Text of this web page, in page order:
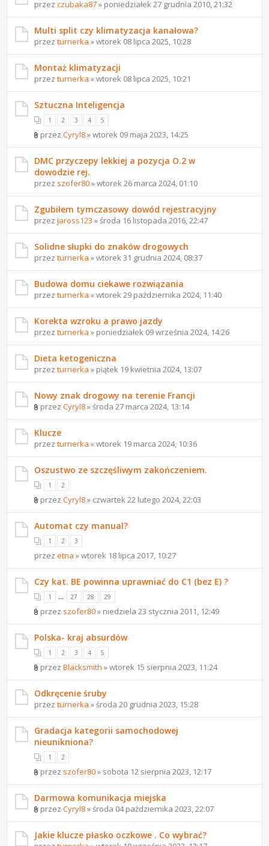
przezczubaka87» poniedziałek 27 grudnia 2010, 21:32
Multi split czy klimatyzacja kanałowa?
przezturnerka » wtorek 08 lipca 2025, 10:28
Montaż klimatyzacji
przezturnerka » wtorek 08 lipca 2025, 10:21
Sztuczna Inteligencja
1 2 3 4 5
przezCyryl8» wtorek 09 maja 2023, 14:25
DMC przyczepy lekkiej a pozycja O.2 w
dowodzie rej.
przez szofer80» wtorek 26 marca 2024, 01:10
Zgubiłem tymczasowy dowód rejestracyjny
przezjaross123 » środa 16 listopada 2016, 22:47
Solidne słupki do znaków drogowych
przezturnerka » wtorek 31 grudnia 2024, 08:37
Budowa domu ciekawe rozwiązania
przezturnerka » wtorek 29 października 2024, 11:40
Korekta wzroku a prawo jazdy
przezturnerka » poniedziałek 09 września 2024, 14:26
Dieta ketogeniczna
przezturnerka » piątek 19 kwietnia 2024, 13:07
Nowy znak drogowy na terenie Francji
przezCyryl8» środa 27 marca 2024, 13:14
Klucze
przezturnerka » wtorek 19 marca 2024, 10:36
Oszustwo ze szczęśliwym zakończeniem.
1 2
przezCyryl8» czwartek 22 lutego 2024, 22:03
Automat czy manual?
1 2 3
przezetna » wtorek 18 lipca 2017, 10:27
Czy kat. BE powinna uprawniać do C1 (bez E) ?
1 ... 27 28 29
przez szofer80» niedziela 23 stycznia 2011, 12:49
Polska- kraj absurdów
1 2 3 4 5
przezBlacksmith » wtorek 15 sierpnia 2023, 11:24
Odkręcenie śruby
przezturnerka » środa 20 grudnia 2023, 15:28
Gradacja kategorii samochodowej
nieunikniona?
1 2
przez szofer80» sobota 12 sierpnia 2023, 12:17
Darmowa komunikacja miejska
przezCyryl8» środa 04 października 2023, 22:07
Jakie klucze płasko oczkowe . Co wybrać?